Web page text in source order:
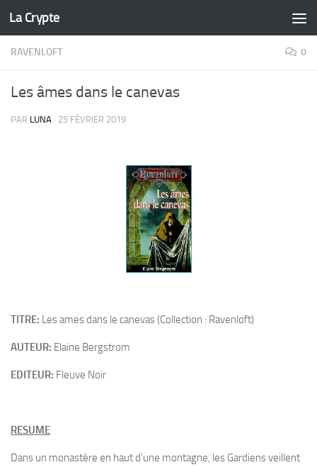
Skip to content
La Crypte
RAVENLOFT 0
Les âmes dans le canevas
PAR LUNA · 25 FÉVRIER 2019
TITRE: Les ames dans le canevas (Collection : Ravenloft)
AUTEUR: Elaine Bergstrom
EDITEUR: Fleuve Noir
RESUME
Dans un monastère en haut d’une montagne, les Gardiens veillent